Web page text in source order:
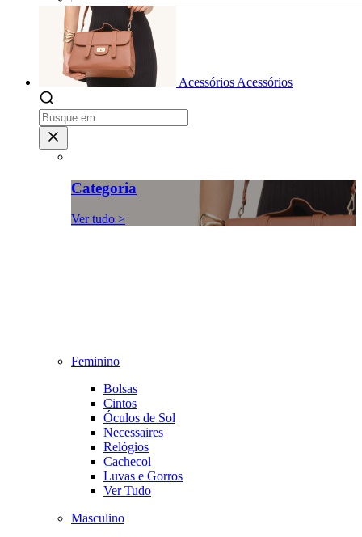
Acessórios Acessórios
Categoria
Ver tudo >
Feminino
Bolsas
Cintos
Óculos de Sol
Necessaires
Relógios
Cachecol
Luvas e Gorros
Ver Tudo
Masculino